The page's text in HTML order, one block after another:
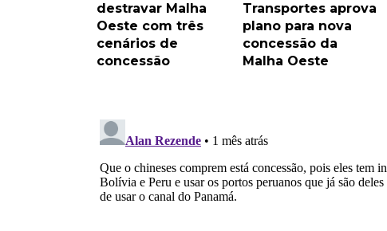
destravar Malha
Oeste com três
cenários de
concessão
Transportes aprova
plano para nova
concessão da
Malha Oeste